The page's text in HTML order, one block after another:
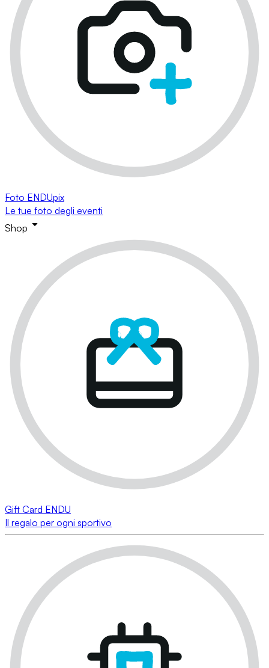
Foto ENDUpix
Le tue foto degli eventi
Shop
Gift Card ENDU
Il regalo per ogni sportivo